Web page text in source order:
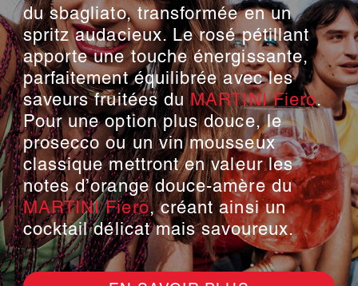
du sbagliato, transformée en un
spritz audacieux. Le rosé pétillant
apporte une touche énergissante,
parfaitement équilibrée avec les
saveurs fruitées duMARTINI Fiero.
Pour une option plus douce, le
prosecco ou un vin mousseux
classique mettront en valeur les
notes d’orange douce-amère du
MARTINI Fiero, créant ainsi un
cocktail délicat mais savoureux.